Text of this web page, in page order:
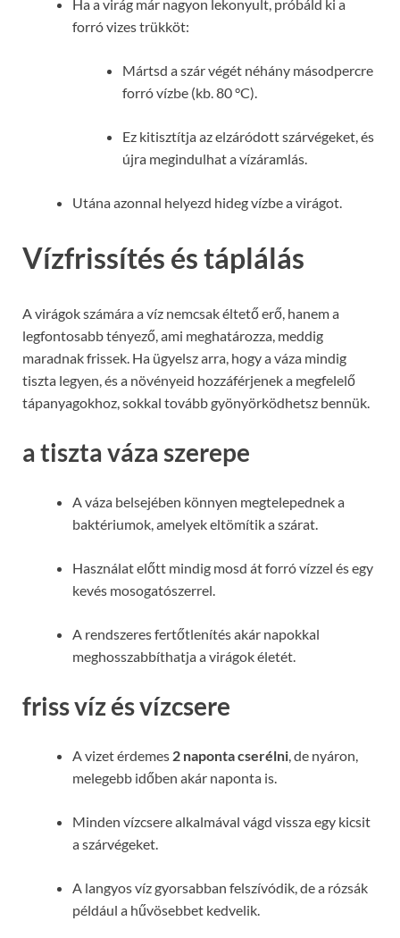
Ha a virág már nagyon lekonyult, próbáld ki a
forró vizes trükköt:
Mártsd a szár végét néhány másodpercre
forró vízbe (kb. 80 °C).
Ez kitisztítja az elzáródott szárvégeket, és
újra megindulhat a vízáramlás.
Utána azonnal helyezd hideg vízbe a virágot.
Vízfrissítés és táplálás
A virágok számára a víz nemcsak éltető erő, hanem a
legfontosabb tényező, ami meghatározza, meddig
maradnak frissek. Ha ügyelsz arra, hogy a váza mindig
tiszta legyen, és a növényeid hozzáférjenek a megfelelő
tápanyagokhoz, sokkal tovább gyönyörködhetsz bennük.
a tiszta váza szerepe
A váza belsejében könnyen megtelepednek a
baktériumok, amelyek eltömítik a szárat.
Használat előtt mindig mosd át forró vízzel és egy
kevés mosogatószerrel.
A rendszeres fertőtlenítés akár napokkal
meghosszabbíthatja a virágok életét.
friss víz és vízcsere
A vizet érdemes 2 naponta cserélni, de nyáron,
melegebb időben akár naponta is.
Minden vízcsere alkalmával vágd vissza egy kicsit
a szárvégeket.
A langyos víz gyorsabban felszívódik, de a rózsák
például a hűvösebbet kedvelik.